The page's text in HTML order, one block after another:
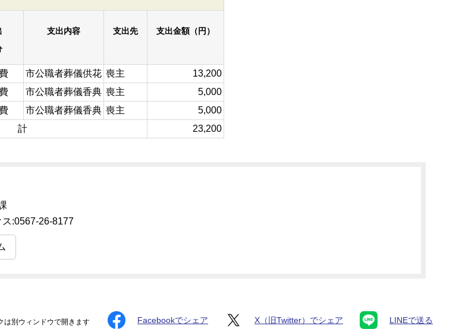
支出内容 支出先 支出金額（円）
市公職者葬儀供花 喪主
13,200
市公職者葬儀香典 喪主
5,000
市公職者葬儀香典 喪主
5,000
計
23,200
:0567-26-8177
は別ウィンドウで開きます Facebookでシェア X（旧Twitter）でシェア LINEで送る